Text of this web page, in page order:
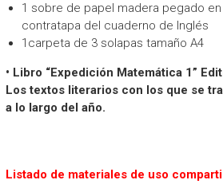
1 sobre de papel madera pegado
contratapa del cuaderno de Inglés
1carpeta de 3 solapas tamaño A4
• Libro “Expedición Matemática 1”
Los textos literarios con los que se
a lo largo del año.
Listado de materiales de uso